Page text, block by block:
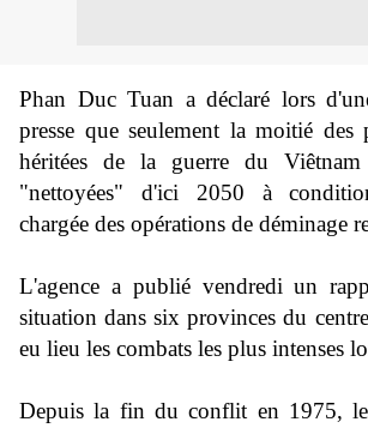
Phan Duc Tuan a déclaré lors
presse que seulement la moitié des
héritées de la guerre du Viêtnam
"nettoyées" d'ici 2050 à
chargée des opérations de déminage
L'agence a publié vendredi un
situation dans six provinces du
eu lieu les combats les plus intenses
Depuis la fin du conflit en 1975,